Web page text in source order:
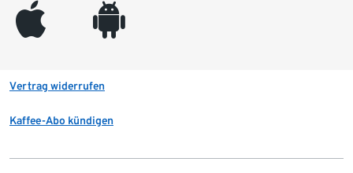
appleinc android
Vertrag widerrufen
Kaffee-Abo kündigen